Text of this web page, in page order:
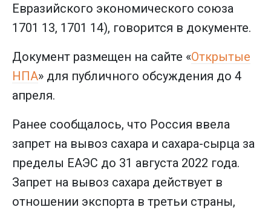
Евразийского экономического союза
1701 13, 1701 14), говорится в документе.
Документ размещен на сайте «Открытые
НПА» для публичного обсуждения до 4
апреля.
Ранее сообщалось, что Россия ввела
запрет на вывоз сахара и сахара-сырца за
пределы ЕАЭС до 31 августа 2022 года.
Запрет на вывоз сахара действует в
отношении экспорта в третьи страны,